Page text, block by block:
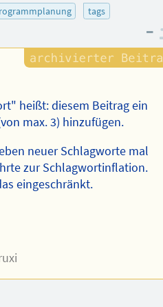
tags
–
heißt: diesem Beitrag ein
max. 3) hinzufügen.
neuer Schlagworte mal
zur Schlagwortinflation.
eingeschränkt.